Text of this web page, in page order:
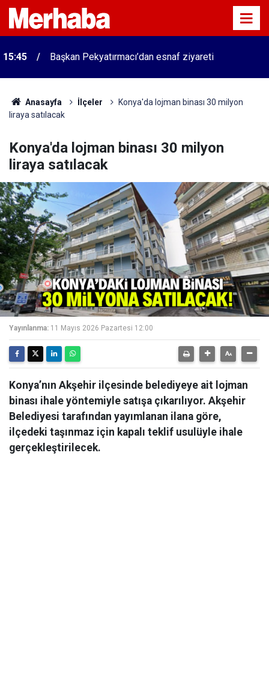
15:45 Başkan Pekyatırmacı’dan esnaf ziyareti
Anasayfa İlçeler
Konya'da lojman binası 30 milyon
liraya satılacak
Konya'da lojman binası 30 milyon
liraya satılacak
Yayınlanma: 11 Mayıs 2026 Pazartesi 12:00
Konya’nın Akşehir ilçesinde belediyeye ait lojman
binası ihale yöntemiyle satışa çıkarılıyor. Akşehir
Belediyesi tarafından yayımlanan ilana göre,
ilçedeki taşınmaz için kapalı teklif usulüyle ihale
gerçekleştirilecek.